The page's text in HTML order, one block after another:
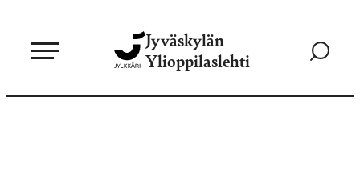
sisältöön
Jyväskylän
Ylioppilaslehti
Siirry